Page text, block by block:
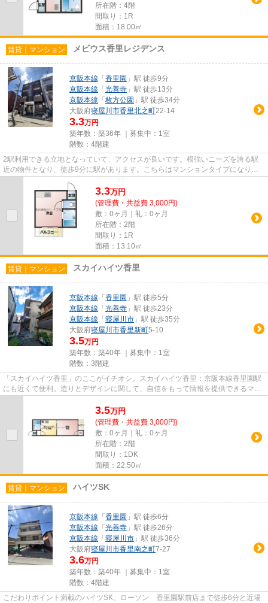
所在階：4階
間取り：1R
面積：18.00㎡
賃貸｜マンション メビウス香里レジデンス
京阪本線 「 香里園 」駅 徒歩9分
京阪本線 「 光善寺 」駅 徒歩13分
京阪本線 「 枚方公園 」駅 徒歩34分
大阪府寝屋川市香里北之町22-14
3.3万円
築年数：築36年 ｜募集中： 1室
階数：4階建
2駅利用できる立地となっていて、アクセスが良いです。根強いニーズを誇る駅
近の物件となり、徒歩9分に駅があります。こちらはマンションタイプになりま
3.3万円
(管理費・共益費 3,000円)
敷：0ヶ月｜礼：0ヶ月
所在階：2階
間取り：1R
面積：13.10㎡
賃貸｜マンション スカイハイツ香里
京阪本線 「 香里園 」駅 徒歩5分
京阪本線 「 光善寺 」駅 徒歩23分
京阪本線 「 寝屋川市 」駅 徒歩35分
大阪府寝屋川市香里新町5-10
3.5万円
築年数：築40年 ｜募集中： 1室
階数：3階建
「スカイハイツ香里」のここがイチオシ。スカイハイツ香里：京阪本線香里園駅
にも近くて便利。造りとデザインに関して、自信をもって情報を提供できるマン
3.5万円
(管理費・共益費 3,000円)
敷：0ヶ月｜礼：0ヶ月
所在階：2階
間取り：1DK
面積：22.50㎡
賃貸｜マンション ハイツSK
京阪本線 「 香里園 」駅 徒歩6分
京阪本線 「 光善寺 」駅 徒歩26分
京阪本線 「 寝屋川市 」駅 徒歩36分
大阪府寝屋川市香里南之町7-27
3.6万円
築年数：築40年 ｜募集中： 1室
階数：4階建
こだわりポイント満載のハイツSK。ローソン 香里園駅前店まで徒歩6分と近場